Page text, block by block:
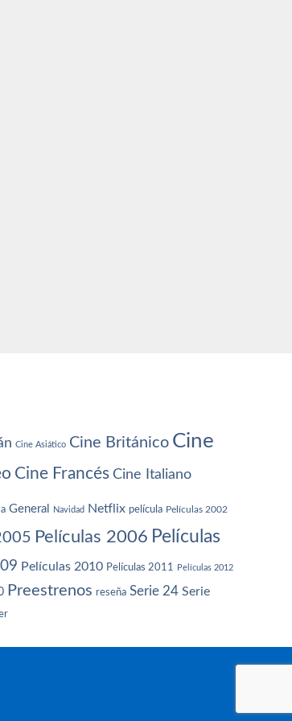
Cine Asiático Cine Británico Cine
Cine Francés Cine Italiano
General Navidad Netflix película Películas 2002
Películas 2006 Películas
Películas 2010 Películas 2011 Películas 2012
Preestrenos reseña Serie 24 Serie